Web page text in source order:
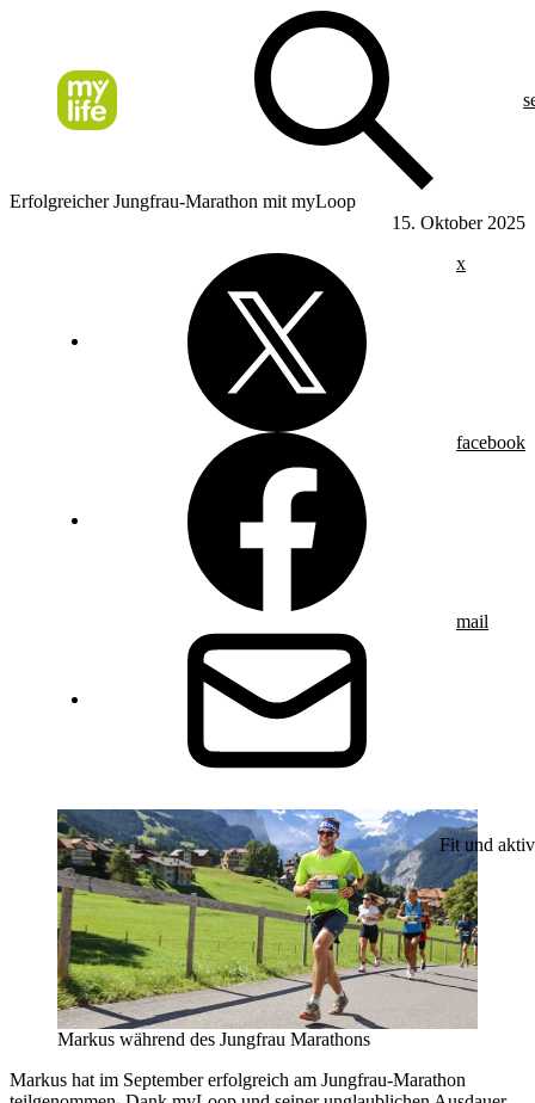
Erfolgreicher Jungfrau-Marathon mit myLoop
15. Oktober 2025
x
facebook
mail
Fit und aktiv
Markus während des Jungfrau Marathons
Markus hat im September erfolgreich am Jungfrau-Marathon